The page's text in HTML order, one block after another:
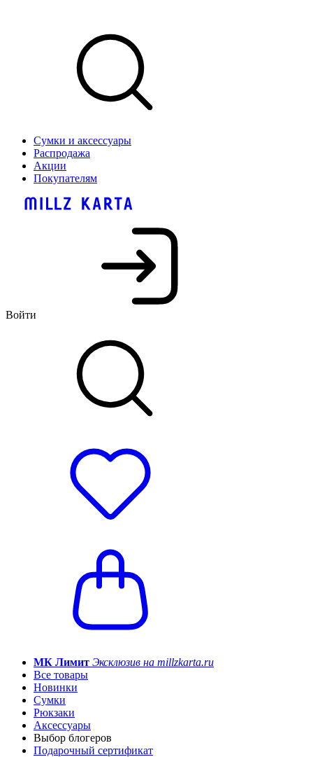
Сумки и аксессуары
Распродажа
Акции
Покупателям
Войти
МК Лимит Эксклюзив на millzkarta.ru
Все товары
Новинки
Сумки
Рюкзаки
Аксессуары
Выбор блогеров
Подарочный сертификат